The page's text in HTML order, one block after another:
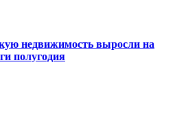
недвижимость выросли на
полугодия